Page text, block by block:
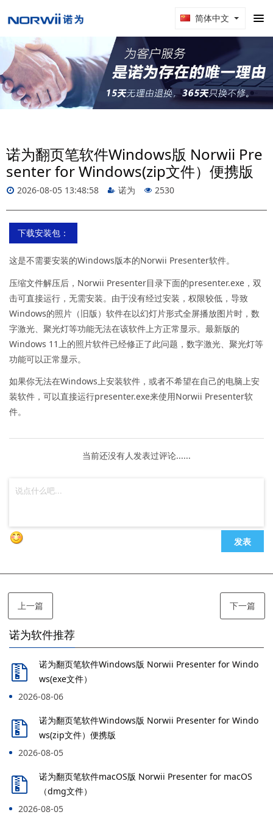
简体中文
诺为翻页笔软件Windows版 Norwii Pre
senter for Windows(zip文件）便携版
2026-08-05 13:48:58 诺为 2530
下载安装包：
这是不需要安装的Windows版本的Norwii Presenter软件。
压缩文件解压后，Norwii Presenter目录下面的presenter.exe，双
击可直接运行，无需安装。由于没有经过安装，权限较低，导致
Windows的照片（旧版）软件在以幻灯片形式全屏播放图片时，数
字激光、聚光灯等功能无法在该软件上方正常显示。最新版的
Windows 11上的照片软件已经修正了此问题，数字激光、聚光灯等
功能可以正常显示。
如果你无法在Windows上安装软件，或者不希望在自己的电脑上安
装软件，可以直接运行presenter.exe来使用Norwii Presenter软
件。
当前还没有人发表过评论......
发表
上一篇 下一篇
诺为软件推荐
诺为翻页笔软件Windows版 Norwii Presenter for Windo
ws(exe文件）
2026-08-06
诺为翻页笔软件Windows版 Norwii Presenter for Windo
ws(zip文件）便携版
2026-08-05
诺为翻页笔软件macOS版 Norwii Presenter for macOS
（dmg文件）
2026-08-05